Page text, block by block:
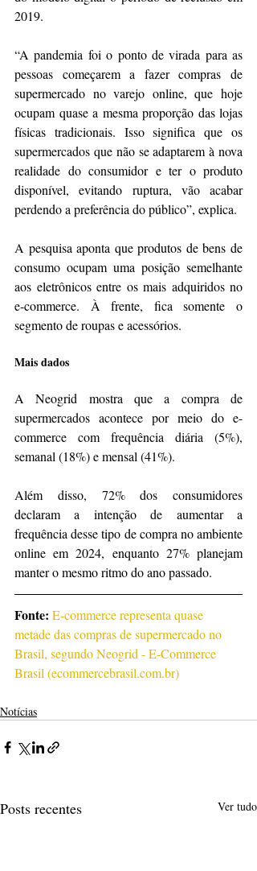
2019.
“A pandemia foi o ponto de virada para as
pessoas começarem a fazer compras de
supermercado no varejo online, que hoje
ocupam quase a mesma proporção das lojas
físicas tradicionais. Isso significa que os
supermercados que não se adaptarem à nova
realidade do consumidor e ter o produto
disponível, evitando ruptura, vão acabar
perdendo a preferência do público”, explica.
A pesquisa aponta que produtos de bens de
consumo ocupam uma posição semelhante
aos eletrônicos entre os mais adquiridos no
e-commerce. À frente, fica somente o
segmento de roupas e acessórios.
Mais dados
A Neogrid mostra que a compra de
supermercados acontece por meio do e-
commerce com frequência diária (5%),
semanal (18%) e mensal (41%).
Além disso, 72% dos consumidores
declaram a intenção de aumentar a
frequência desse tipo de compra no ambiente
online em 2024, enquanto 27% planejam
manter o mesmo ritmo do ano passado.
Fonte: E-commerce representa quase
metade das compras de supermercado no
Brasil, segundo Neogrid - E-Commerce
Brasil (ecommercebrasil.com.br)
Notícias
Posts recentes Ver tudo